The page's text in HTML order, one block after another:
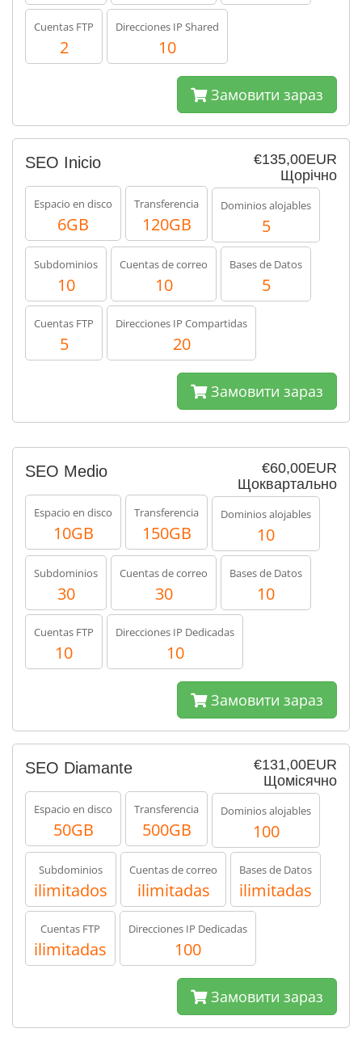
Cuentas FTP
2
Direcciones IP Shared
10
Замовити зараз
€135,00EUR
Щорічно
SEO Inicio
Espacio en disco
6GB
Transferencia
120GB
Dominios alojables
5
Subdominios
10
Cuentas de correo
10
Bases de Datos
5
Cuentas FTP
5
Direcciones IP Compartidas
20
Замовити зараз
€60,00EUR
Щоквартально
SEO Medio
Espacio en disco
10GB
Transferencia
150GB
Dominios alojables
10
Subdominios
30
Cuentas de correo
30
Bases de Datos
10
Cuentas FTP
10
Direcciones IP Dedicadas
10
Замовити зараз
€131,00EUR
Щомісячно
SEO Diamante
Espacio en disco
50GB
Transferencia
500GB
Dominios alojables
100
Subdominios
ilimitados
Cuentas de correo
ilimitadas
Bases de Datos
ilimitadas
Cuentas FTP
ilimitadas
Direcciones IP Dedicadas
100
Замовити зараз